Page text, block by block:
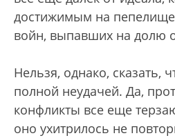
достижимым на
войн, выпавших на долю
Нельзя, однако, сказать,
полной неудачей. Да,
конфликты все еще
оно ухитрилось не